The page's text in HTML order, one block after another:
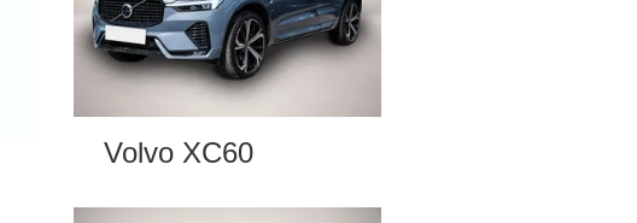
Volvo XC60